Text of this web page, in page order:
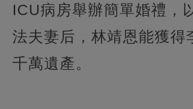
ICU病房舉辦簡單婚禮，
法夫妻后，林靖恩能獲得
千萬遺產。